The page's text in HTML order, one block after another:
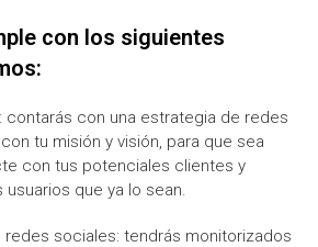
con los siguientes
contarás con una estrategia de redes
tu misión y visión, para que sea
con tus potenciales clientes y
que ya lo sean.
redes sociales: tendrás monitorizados